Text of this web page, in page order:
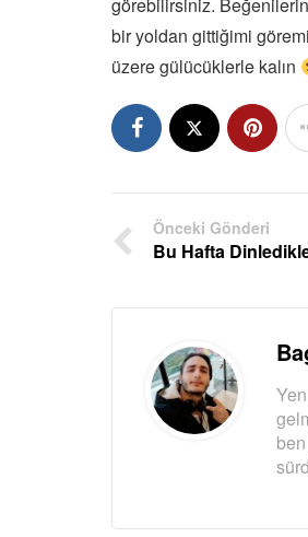
görebilirsiniz.
bir yoldan gittiğimi
üzere gülücüklerle kalın
Önceki Gönderi
Bu Hafta